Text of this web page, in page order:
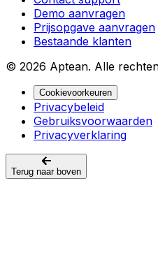
Demo aanvragen
Prijsopgave aanvragen
Bestaande klanten
© 2026 Aptean. Alle
Cookievoorkeuren
Privacybeleid
Gebruiksvoorwaarden
Privacyverklaring
Terug naar boven